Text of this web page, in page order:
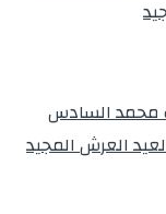
محمد السادس
العرش المجيد